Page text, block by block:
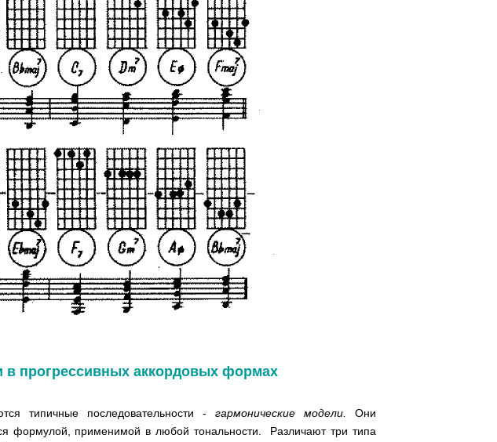
в прогрессивных аккордовых формах
типичные последовательности - гармонические модели. Они
формулой, применимой в любой тональности. Различают три типа